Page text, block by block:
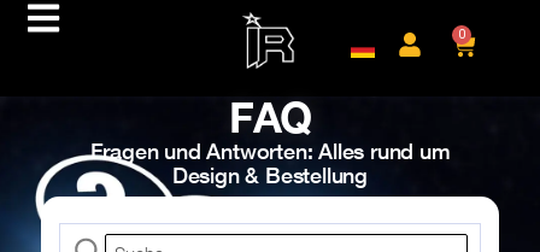
0
FAQ
Fragen und Antworten: Alles rund um
Design & Bestellung